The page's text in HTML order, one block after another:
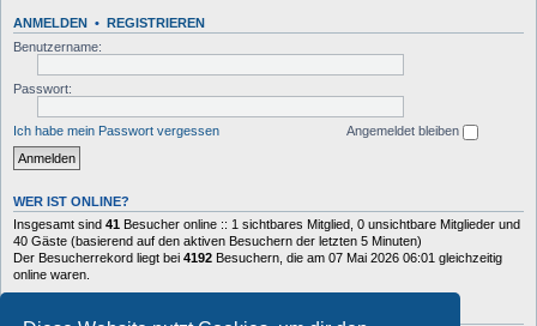
ANMELDEN • REGISTRIEREN
Benutzername:
Passwort:
Ich habe mein Passwort vergessen Angemeldet bleiben
WER IST ONLINE?
Insgesamt sind 41 Besucher online :: 1 sichtbares Mitglied, 0 unsichtbare Mitglieder und
40 Gäste (basierend auf den aktiven Besuchern der letzten 5 Minuten)
Der Besucherrekord liegt bei 4192 Besuchern, die am 07 Mai 2026 06:01 gleichzeitig
online waren.